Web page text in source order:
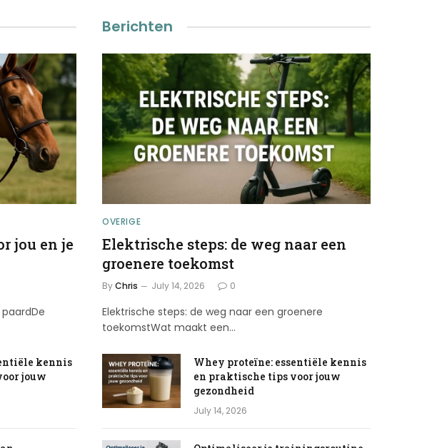
jou en je
kennis
jouw
Berichten
OVERIGE
Elektrische steps: de weg naar een
groenere toekomst
ByChris July 14, 2026 0
Elektrische steps: de weg naar een groenere
toekomstWat maakt een…
Whey proteïne: essentiële kennis
en praktische tips voor jouw
gezondheid
July 14, 2026